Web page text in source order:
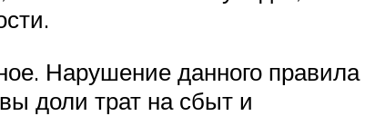
Нарушение данного правила
доли трат на сбыт и